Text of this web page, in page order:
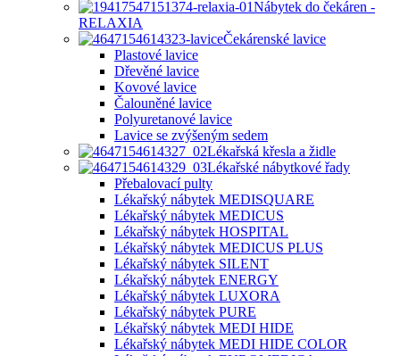
Nábytek do čekáren -
RELAXIA
Čekárenské lavice
Plastové lavice
Dřevěné lavice
Kovové lavice
Čalouněné lavice
Polyuretanové lavice
Lavice se zvýšeným sedem
Lékařská křesla a židle
Lékařské nábytkové řady
Přebalovací pulty
Lékařský nábytek MEDISQUARE
Lékařský nábytek MEDICUS
Lékařský nábytek HOSPITAL
Lékařský nábytek MEDICUS PLUS
Lékařský nábytek SILENT
Lékařský nábytek ENERGY
Lékařský nábytek LUXORA
Lékařský nábytek PURE
Lékařský nábytek MEDI HIDE
Lékařský nábytek MEDI HIDE COLOR